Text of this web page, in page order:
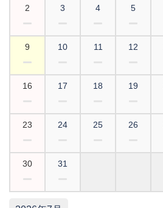
2 3 4 5
9 10 11 12
16 17 18 19
23 24 25 26
30 31